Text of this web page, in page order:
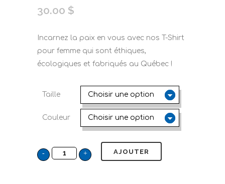
30.00 $
Incarnez la paix en vous avec nos T-Shirt
pour femme qui sont éthiques,
écologiques et fabriqués au Québec !
Taille
Couleur
AJOUTER